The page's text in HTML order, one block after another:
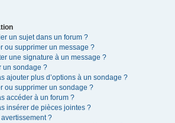
un sujet dans un forum ?
ou supprimer un message ?
une signature à un message ?
un sondage ?
ajouter plus d’options à un sondage ?
ou supprimer un sondage ?
accéder à un forum ?
insérer de pièces jointes ?
?